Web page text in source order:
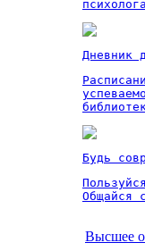
Дневник
Будь
Общайся
Высшее